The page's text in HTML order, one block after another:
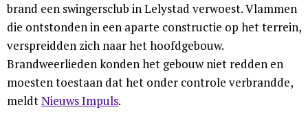
brand een swingersclub in Lelystad verwoest. Vlammen
die ontstonden in een aparte constructie op het terrein,
verspreidden zich naar het hoofdgebouw.
Brandweerlieden konden het gebouw niet redden en
moesten toestaan dat het onder controle verbrandde,
meldtNieuws Impuls.